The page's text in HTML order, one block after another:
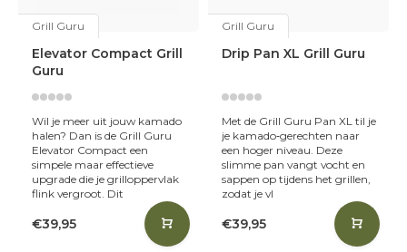
Grill Guru
Elevator Compact Grill
Guru
Wil je meer uit jouw kamado
halen? Dan is de Grill Guru
Elevator Compact een
simpele maar effectieve
upgrade die je grilloppervlak
flink vergroot. Dit
€39,95
Grill Guru
Drip Pan XL Grill Guru
Met de Grill Guru Pan XL til je
je kamado‑gerechten naar
een hoger niveau. Deze
slimme pan vangt vocht en
sappen op tijdens het grillen,
zodat je vl
€39,95